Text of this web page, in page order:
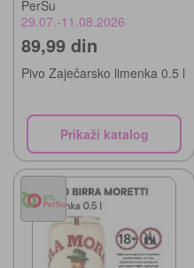
PerSu
29.07.-11.08.2026
89,99 din
Pivo Zaječarsko limenka 0.5 l
Prikaži katalog